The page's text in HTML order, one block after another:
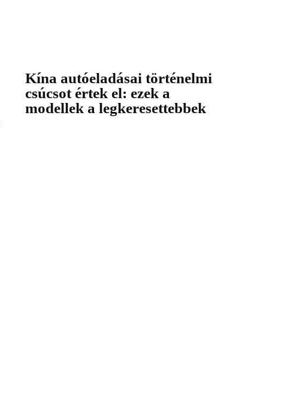
Kína autóeladásai történelmi
csúcsot értek el: ezek a
modellek a legkeresettebbek